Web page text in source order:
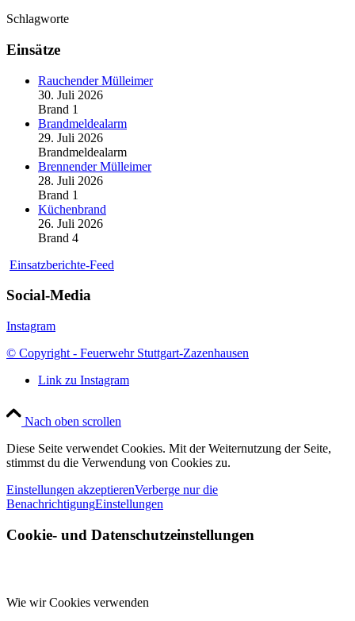
Schlagworte
Einsätze
Rauchender Mülleimer
30. Juli 2026
Brand 1
Brandmeldealarm
29. Juli 2026
Brandmeldealarm
Brennender Mülleimer
28. Juli 2026
Brand 1
Küchenbrand
26. Juli 2026
Brand 4
Einsatzberichte-Feed
Social-Media
Instagram
© Copyright - Feuerwehr Stuttgart-Zazenhausen
Link zu Instagram
Nach oben scrollen
Diese Seite verwendet Cookies. Mit der Weiternutzung der Seite,
stimmst du die Verwendung von Cookies zu.
Einstellungen akzeptierenVerberge nur die
BenachrichtigungEinstellungen
Cookie- und Datenschutzeinstellungen
Wie wir Cookies verwenden